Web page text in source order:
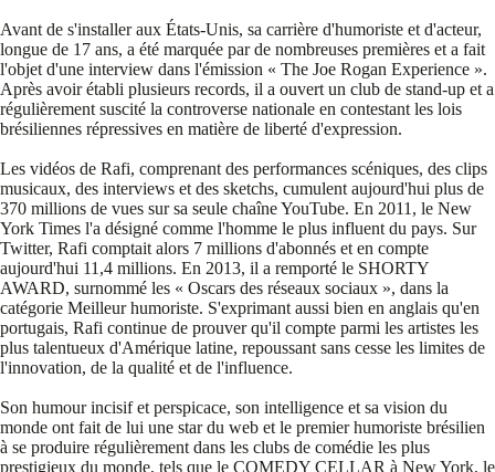
Avant de s'installer aux États-Unis, sa carrière d'humoriste et d'acteur,
longue de 17 ans, a été marquée par de nombreuses premières et a fait
l'objet d'une interview dans l'émission « The Joe Rogan Experience ».
Après avoir établi plusieurs records, il a ouvert un club de stand-up et a
régulièrement suscité la controverse nationale en contestant les lois
brésiliennes répressives en matière de liberté d'expression.
Les vidéos de Rafi, comprenant des performances scéniques, des clips
musicaux, des interviews et des sketchs, cumulent aujourd'hui plus de
370 millions de vues sur sa seule chaîne YouTube. En 2011, le New
York Times l'a désigné comme l'homme le plus influent du pays. Sur
Twitter, Rafi comptait alors 7 millions d'abonnés et en compte
aujourd'hui 11,4 millions. En 2013, il a remporté le SHORTY
AWARD, surnommé les « Oscars des réseaux sociaux », dans la
catégorie Meilleur humoriste. S'exprimant aussi bien en anglais qu'en
portugais, Rafi continue de prouver qu'il compte parmi les artistes les
plus talentueux d'Amérique latine, repoussant sans cesse les limites de
l'innovation, de la qualité et de l'influence.
Son humour incisif et perspicace, son intelligence et sa vision du
monde ont fait de lui une star du web et le premier humoriste brésilien
à se produire régulièrement dans les clubs de comédie les plus
prestigieux du monde, tels que le COMEDY CELLAR à New York, le